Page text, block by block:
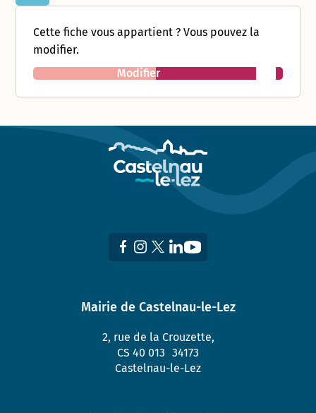
Cette fiche vous appartient ? Vous pouvez la
modifier.
Modifier
Mairie de Castelnau-le-Lez
2, rue de la Crouzette,
CS 40 013 34173
Castelnau-le-Lez